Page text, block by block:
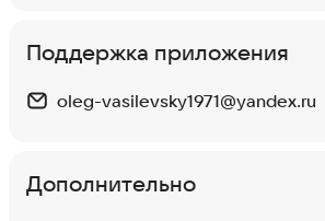
Поддержка приложения
oleg-vasilevsky1971@yandex.ru
Дополнительно